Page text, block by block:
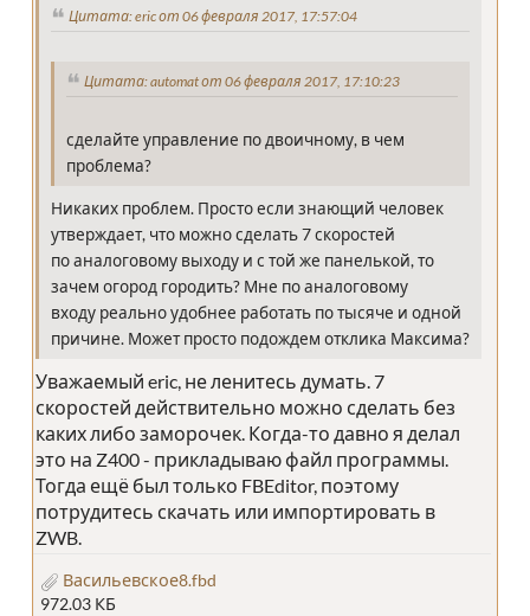
Цитата: eric от 06 февраля 2017, 17:57:04
Цитата: automat от 06 февраля 2017, 17:10:23
сделайте управление по двоичному, в чем
проблема?
Никаких проблем. Просто если знающий человек
утверждает, что можно сделать 7 скоростей
по аналоговому выходу и с той же панелькой, то
зачем огород городить? Мне по аналоговому
входу реально удобнее работать по тысяче и одной
причине. Может просто подождем отклика Максима?
Уважаемый eric, не ленитесь думать. 7
скоростей действительно можно сделать без
каких либо заморочек. Когда-то давно я делал
это на Z400 - прикладываю файл программы.
Тогда ещё был только FBEditor, поэтому
потрудитесь скачать или импортировать в
ZWB.
Васильевское8.fbd
972.03 КБ